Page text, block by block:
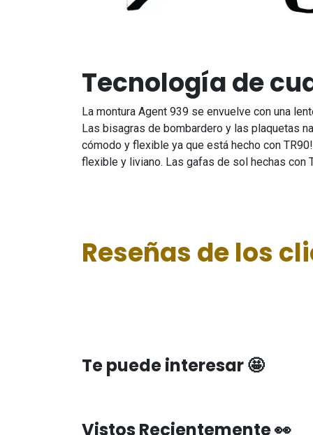
Tecnología de
La montura Agent 939 se envuelve con una
Las bisagras de bombardero y las plaquetas
cómodo y flexible ya que está hecho con
flexible y liviano. Las gafas de sol hechas con
Reseñas de los
Te puede interesar 🤩
Vistos Recientemente 👀